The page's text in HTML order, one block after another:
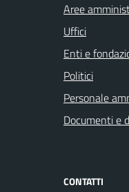
Aree
Uffici
Enti e
Politici
Personale
Documenti e
CONTATTI